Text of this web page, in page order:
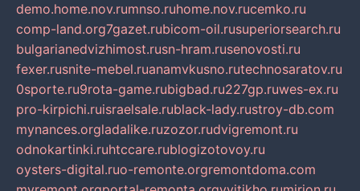
demo.home.nov.rumnso.ruhome.nov.rucemko.ru
comp-land.org7gazet.rubicom-oil.rusuperiorsearch.ru
bulgarianedvizhimost.rusn-hram.rusenovosti.ru
fexer.rusnite-mebel.ruanamvkusno.rutechnosaratov.ru
0sporte.ru9rota-game.rubigbad.ru227gp.ruwes-ex.ru
pro-kirpichi.ruisraelsale.rublack-lady.rustroy-db.com
mynances.orgladalike.ruzozor.rudvigremont.ru
odnokartinki.ruhtccare.rublogizotovoy.ru
oysters-digital.ruo-remonte.orgremontdoma.com